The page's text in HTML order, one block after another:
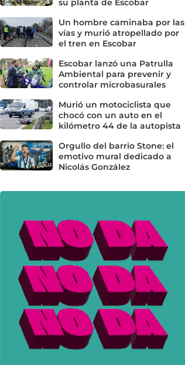
su planta de Escobar
Un hombre caminaba por las
vías y murió atropellado por
el tren en Escobar
Escobar lanzó una Patrulla
Ambiental para prevenir y
controlar microbasurales
Murió un motociclista que
chocó con un auto en el
kilómetro 44 de la autopista
Orgullo del barrio Stone: el
emotivo mural dedicado a
Nicolás González